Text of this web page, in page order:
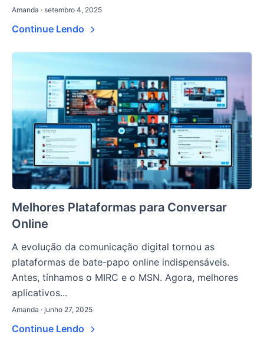
Amanda · setembro 4, 2025
Continue Lendo
Melhores Plataformas para Conversar
Online
A evolução da comunicação digital tornou as
plataformas de bate-papo online indispensáveis.
Antes, tínhamos o MIRC e o MSN. Agora, melhores
aplicativos...
Amanda · junho 27, 2025
Continue Lendo